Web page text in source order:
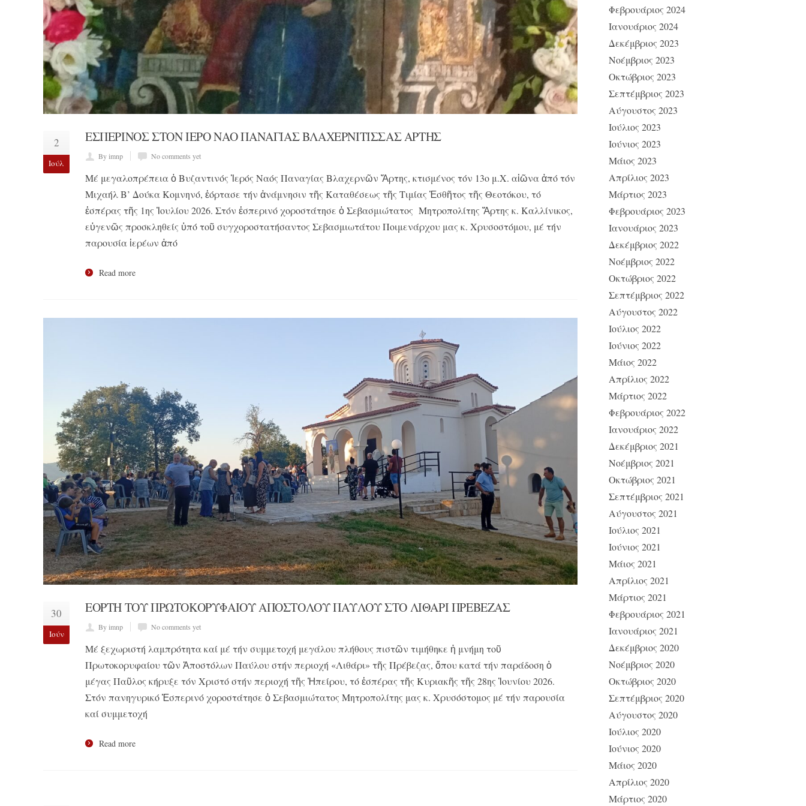
2
Ιούλ
ΕΣΠΕΡΙΝΟΣ ΣΤΟΝ ΙΕΡΟ ΝΑΟ ΠΑΝΑΓΙΑΣ ΒΛΑΧΕΡΝΙΤΙΣΣΑΣ ΑΡΤΗΣ
By imnp No comments yet
Μέ μεγαλοπρέπεια ὁ Βυζαντινός Ἱερός Ναός Παναγίας Βλαχερνῶν Ἄρτης, κτισμένος τόν 13ο μ.Χ. αἰῶνα ἀπό τόν
Μιχαήλ Β’ Δούκα Κομνηνό, ἑόρτασε τήν ἀνάμνησιν τῆς Καταθέσεως τῆς Τιμίας Ἐσθῆτος τῆς Θεοτόκου, τό
ἑσπέρας τῆς 1ης Ἰουλίου 2026. Στόν ἑσπερινό χοροστάτησε ὁ Σεβασμιώτατος Μητροπολίτης Ἄρτης κ. Καλλίνικος,
εὐγενῶς προσκληθείς ὑπό τοῦ συγχοροστατήσαντος Σεβασμιωτάτου Ποιμενάρχου μας κ. Χρυσοστόμου, μέ τήν
παρουσία ἱερέων ἀπό
Read more
30
Ιούν
ΕΟΡΤΗ ΤΟΥ ΠΡΩΤΟΚΟΡΥΦΑΙΟΥ ΑΠΟΣΤΟΛΟΥ ΠΑΥΛΟΥ ΣΤΟ ΛΙΘΑΡΙ ΠΡΕΒΕΖΑΣ
By imnp No comments yet
Μέ ξεχωριστή λαμπρότητα καί μέ τήν συμμετοχή μεγάλου πλήθους πιστῶν τιμήθηκε ἡ μνήμη τοῦ
Πρωτοκορυφαίου τῶν Ἀποστόλων Παύλου στήν περιοχή «Λιθάρι» τῆς Πρέβεζας, ὅπου κατά τήν παράδοση ὁ
μέγας Παῦλος κήρυξε τόν Χριστό στήν περιοχή τῆς Ἠπείρου, τό ἑσπέρας τῆς Κυριακῆς τῆς 28ης Ἰουνίου 2026.
Στόν πανηγυρικό Ἑσπερινό χοροστάτησε ὁ Σεβασμιώτατος Μητροπολίτης μας κ. Χρυσόστομος μέ τήν παρουσία
καί συμμετοχή
Read more
Φεβρουάριος 2024
Ιανουάριος 2024
Δεκέμβριος 2023
Νοέμβριος 2023
Οκτώβριος 2023
Σεπτέμβριος 2023
Αύγουστος 2023
Ιούλιος 2023
Ιούνιος 2023
Μάιος 2023
Απρίλιος 2023
Μάρτιος 2023
Φεβρουάριος 2023
Ιανουάριος 2023
Δεκέμβριος 2022
Νοέμβριος 2022
Οκτώβριος 2022
Σεπτέμβριος 2022
Αύγουστος 2022
Ιούλιος 2022
Ιούνιος 2022
Μάιος 2022
Απρίλιος 2022
Μάρτιος 2022
Φεβρουάριος 2022
Ιανουάριος 2022
Δεκέμβριος 2021
Νοέμβριος 2021
Οκτώβριος 2021
Σεπτέμβριος 2021
Αύγουστος 2021
Ιούλιος 2021
Ιούνιος 2021
Μάιος 2021
Απρίλιος 2021
Μάρτιος 2021
Φεβρουάριος 2021
Ιανουάριος 2021
Δεκέμβριος 2020
Νοέμβριος 2020
Οκτώβριος 2020
Σεπτέμβριος 2020
Αύγουστος 2020
Ιούλιος 2020
Ιούνιος 2020
Μάιος 2020
Απρίλιος 2020
Μάρτιος 2020